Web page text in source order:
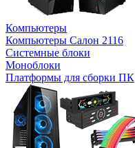
Компьютеры
Компьютеры Салон 2116
Системные блоки
Моноблоки
Платформы для сборки ПК